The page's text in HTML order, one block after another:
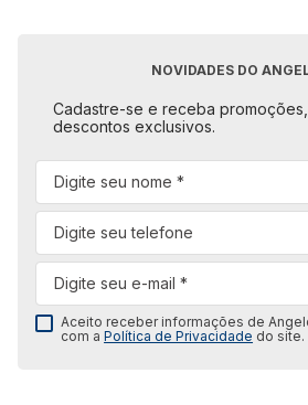
NOVIDADES DO
Cadastre-se e receba
descontos exclusivos.
Aceito receber informações de
com aPolítica de Privacidade do site.